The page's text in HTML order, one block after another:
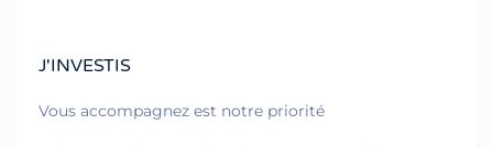
J'INVESTIS
Vous accompagnez est notre priorité